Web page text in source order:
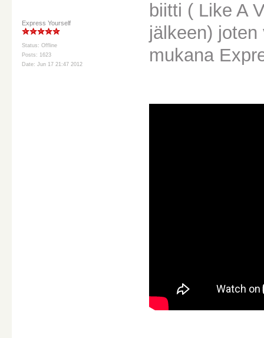
Express Yourself
Status: Offline
Posts: 1623
Date: Jun 17 21:47 2012
biitti ( Like A
jälkeen)
mukana